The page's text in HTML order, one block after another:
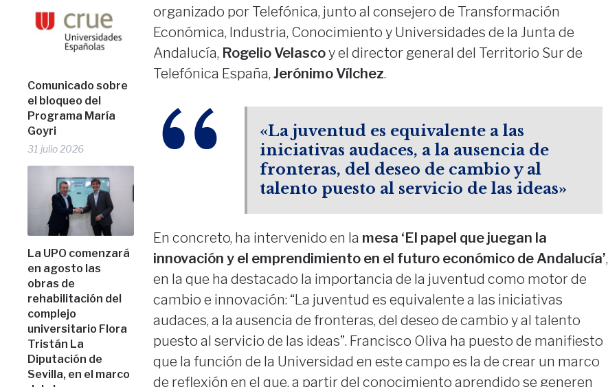
Comunicado sobre
el bloqueo del
Programa María
Goyri
31 julio 2026
La UPO comenzará
en agosto las
obras de
rehabilitación del
complejo
universitario Flora
Tristán La
Diputación de
Sevilla, en el marco
organizado por Telefónica, junto al consejero de Transformación
Económica, Industria, Conocimiento y Universidades de la Junta de
Andalucía, Rogelio Velascoy el director general del Territorio Sur de
Telefónica España, Jerónimo Vílchez.
«La juventud es equivalente a las
iniciativas audaces, a la ausencia de
fronteras, del deseo de cambio y al
talento puesto al servicio de las ideas»
En concreto, ha intervenido en la mesa ‘El papel que juegan la
innovación y el emprendimiento en el futuro económico de Andalucía’,
en la que ha destacado la importancia de la juventud como motor de
cambio e innovación: “La juventud es equivalente a las iniciativas
audaces, a la ausencia de fronteras, del deseo de cambio y al talento
puesto al servicio de las ideas”. Francisco Oliva ha puesto de manifiesto
que la función de la Universidad en este campo es la de crear un marco
de reflexión en el que, a partir del conocimiento aprendido se generen